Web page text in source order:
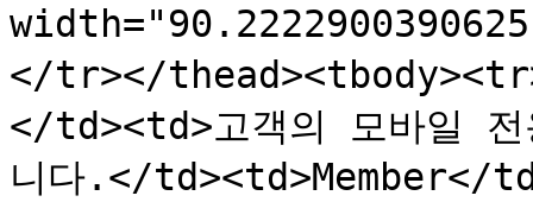
</tr></
</td><td>고객의 모바일 전
니다.</td><td>Member</